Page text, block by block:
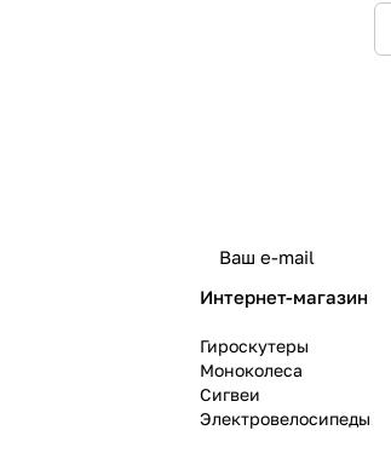
Интернет-магазин
Гироскутеры
Моноколеса
Сигвеи
Электровелосипеды